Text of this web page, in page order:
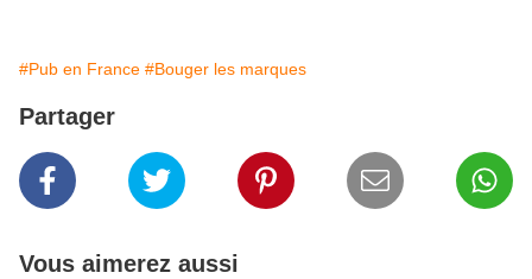
#Pub en France #Bouger les marques
Partager
Vous aimerez aussi